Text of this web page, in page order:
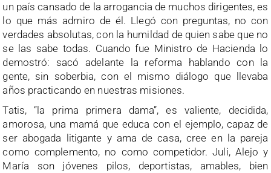
un país cansado de la arrogancia de muchos dirigentes, es
lo que más admiro de él. Llegó con preguntas, no con
verdades absolutas, con la humildad de quien sabe que no
se las sabe todas. Cuando fue Ministro de Hacienda lo
demostró: sacó adelante la reforma hablando con la
gente, sin soberbia, con el mismo diálogo que llevaba
años practicando en nuestras misiones.
Tatis, “la prima primera dama”, es valiente, decidida,
amorosa, una mamá que educa con el ejemplo, capaz de
ser abogada litigante y ama de casa, cree en la pareja
como complemento, no como competidor. Juli, Alejo y
María son jóvenes pilos, deportistas, amables, bien